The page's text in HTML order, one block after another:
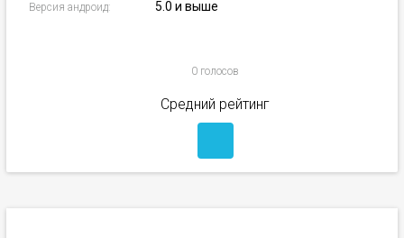
Версия андроид: 5.0 и выше
0 голосов
Средний рейтинг